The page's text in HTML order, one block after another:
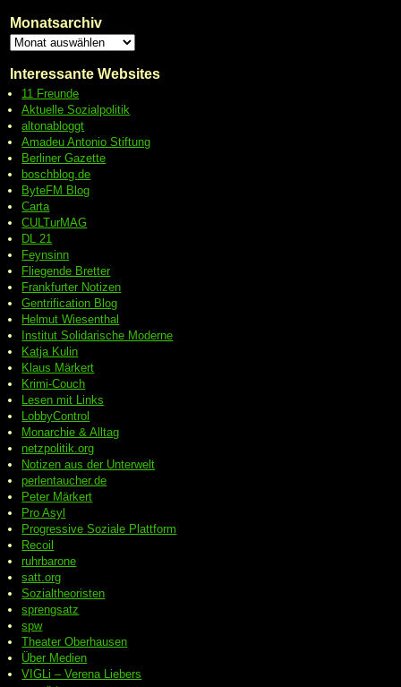
Monatsarchiv
Interessante Websites
11 Freunde
Aktuelle Sozialpolitik
altonabloggt
Amadeu Antonio Stiftung
Berliner Gazette
boschblog.de
ByteFM Blog
Carta
CULTurMAG
DL 21
Feynsinn
Fliegende Bretter
Frankfurter Notizen
Gentrification Blog
Helmut Wiesenthal
Institut Solidarische Moderne
Katja Kulin
Klaus Märkert
Krimi-Couch
Lesen mit Links
LobbyControl
Monarchie & Alltag
netzpolitik.org
Notizen aus der Unterwelt
perlentaucher.de
Peter Märkert
Pro Asyl
ProgressiveSoziale Plattform
Recoil
ruhrbarone
satt.org
Sozialtheoristen
sprengsatz
spw
Theater Oberhausen
Über Medien
VIGLi – Verena Liebers